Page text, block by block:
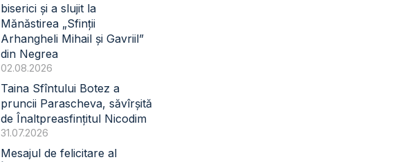
biserici și a slujit la
Mănăstirea „Sfinții
Arhangheli Mihail și Gavriil”
din Negrea
02.08.2026
Taina Sfîntului Botez a
pruncii Parascheva, săvîrșită
de Înaltpreasfințitul Nicodim
31.07.2026
Mesajul de felicitare al